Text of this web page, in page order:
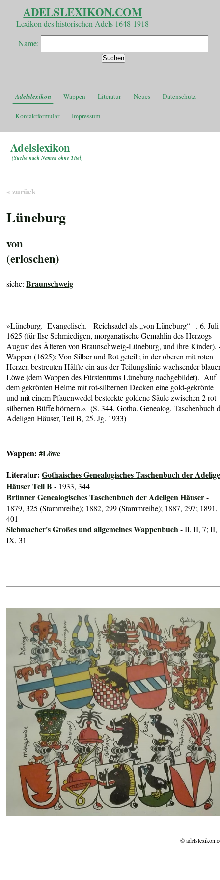
ADELSLEXIKON.COM
Lexikon des historischen Adels 1648-1918
Name:
Adelslexikon Wappen Literatur Neues Datenschutz
Kontaktformular Impressum
Adelslexikon
(Suche nach Namen ohne Titel)
« zurück
Lüneburg
von
(erloschen)
siehe:Braunschweig
»Lüneburg. Evangelisch. - Reichsadel als „von Lüneburg“ . . 6. Juli
1625 (für Ilse Schmiedigen, morganatische Gemahlin des Herzogs
August des Älteren von Braunschweig-Lüneburg, und ihre Kinder).
Wappen (1625): Von Silber und Rot geteilt; in der oberen mit roten
Herzen bestreuten Hälfte ein aus der Teilungslinie wachsender
Löwe (dem Wappen des Fürstentums Lüneburg nachgebildet). Auf
dem gekrönten Helme mit rot-silbernen Decken eine gold-gekrönte
und mit einem Pfauenwedel besteckte goldene Säule zwischen 2 rot-
silbernen Büffelhörnern.« (S. 344, Gotha. Genealog. Taschenbuch
Adeligen Häuser, Teil B, 25. Jg. 1933)
Wappen:#Löwe
Literatur:Gothaisches Genealogisches Taschenbuch der
Häuser Teil B - 1933, 344
Brünner Genealogisches Taschenbuch der Adeligen Häuser-
1879, 325 (Stammreihe); 1882, 299 (Stammreihe); 1887, 297; 1891,
401
Siebmacher's Großes und allgemeines Wappenbuch- II, II, 7; II,
IX, 31
©